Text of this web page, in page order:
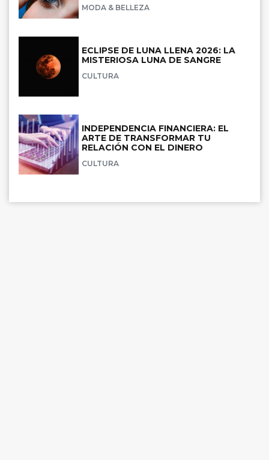
MODA & BELLEZA
ECLIPSE DE LUNA LLENA 2026: LA
MISTERIOSA LUNA DE SANGRE
CULTURA
INDEPENDENCIA FINANCIERA: EL
ARTE DE TRANSFORMAR TU
RELACIÓN CON EL DINERO
CULTURA